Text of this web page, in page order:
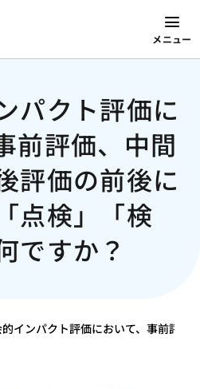
メニュー
パクト評価に
前評価、中間
評価の前後に
点検」「検
ですか？
インパクト評価において、事前評価